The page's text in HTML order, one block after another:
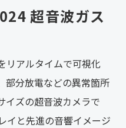
超音波ガス
リアルタイムで可視化
部分放電などの異常箇所
イズの超音波カメラで
イと先進の音響イメージ